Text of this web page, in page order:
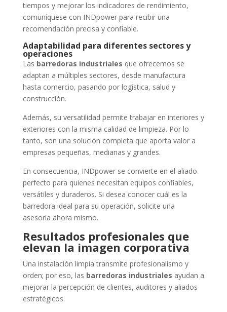
tiempos y mejorar los indicadores de rendimiento,
comuníquese con INDpower para recibir una
recomendación precisa y confiable.
Adaptabilidad para diferentes sectores y
operaciones
Las barredoras industriales que ofrecemos se
adaptan a múltiples sectores, desde manufactura
hasta comercio, pasando por logística, salud y
construcción.
Además, su versatilidad permite trabajar en interiores y
exteriores con la misma calidad de limpieza. Por lo
tanto, son una solución completa que aporta valor a
empresas pequeñas, medianas y grandes.
En consecuencia, INDpower se convierte en el aliado
perfecto para quienes necesitan equipos confiables,
versátiles y duraderos. Si desea conocer cuál es la
barredora ideal para su operación, solicite una
asesoría ahora mismo.
Resultados profesionales que
elevan la imagen corporativa
Una instalación limpia transmite profesionalismo y
orden; por eso, las barredoras industriales ayudan a
mejorar la percepción de clientes, auditores y aliados
estratégicos.